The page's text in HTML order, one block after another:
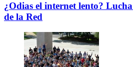
¿Odias el internet lento?
de la Red